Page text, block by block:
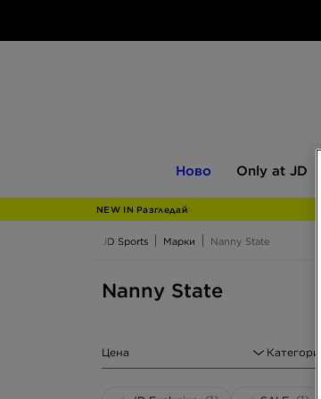
Ново
JD
Only at JD
NEW IN Разгледай
JD Sports Марки Nanny State
Nanny State
Цена Категория